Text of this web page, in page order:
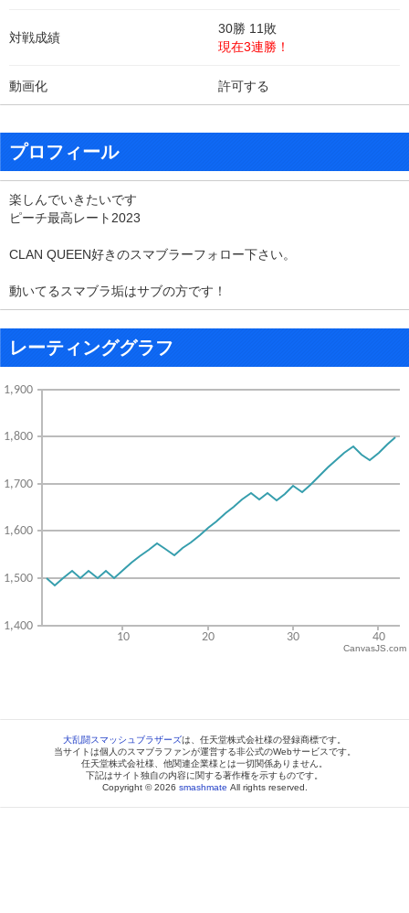
対戦成績
30勝 11敗
現在3連勝！
動画化 許可する
プロフィール
楽しんでいきたいです
ピーチ最高レート2023
CLAN QUEEN好きのスマブラーフォロー下さい。
動いてるスマブラ垢はサブの方です！
レーティンググラフ
CanvasJS.com
大乱闘スマッシュブラザーズは、任天堂株式会社様の登録商標です。
当サイトは個人のスマブラファンが運営する非公式のWebサービスです。
任天堂株式会社様、他関連企業様とは一切関係ありません。
下記はサイト独自の内容に関する著作権を示すものです。
Copyright © 2026 smashmate All rights reserved.